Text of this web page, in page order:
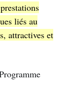
liés au
attractives et